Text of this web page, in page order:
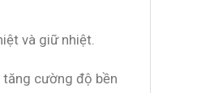
và giữ nhiệt.
cường độ bền